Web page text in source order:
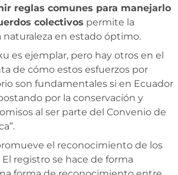
reglas comunes para manejarlo
colectivos permite la
naturaleza en estado óptimo.
es ejemplar, pero hay otros en el
de cómo estos esfuerzos por
son fundamentales si en Ecuador
por la conservación y
al ser parte del Convenio de
el reconocimiento de los
registro se hace de forma